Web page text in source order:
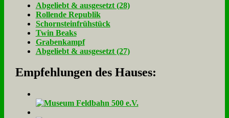
Ab­ge­liebt & aus­ge­setzt (28)
Rol­len­de Re­pu­blik
Schorn­stein­früh­stück
Twin Beaks
Gra­ben­kampf
Ab­ge­liebt & aus­ge­setzt (27)
Empfehlungen des Hauses: